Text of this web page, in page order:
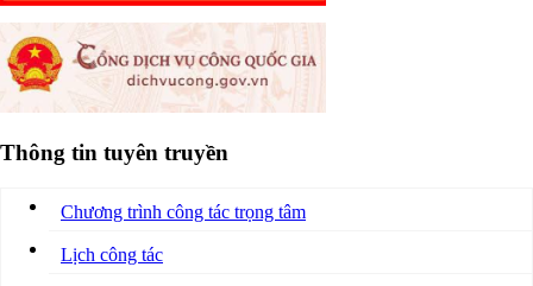
Thông tin tuyên truyền
Chương trình công tác trọng tâm
Lịch công tác